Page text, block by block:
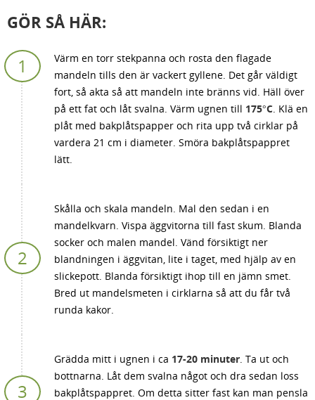
GÖR SÅ HÄR:
Värm en torr stekpanna och rosta den flagade
mandeln tills den är vackert gyllene. Det går väldigt
fort, så akta så att mandeln inte bränns vid. Häll över
på ett fat och låt svalna. Värm ugnen till 175°C. Klä en
plåt med bakplåtspapper och rita upp två cirklar på
vardera 21 cm i diameter. Smöra bakplåtspappret
lätt.
Skålla och skala mandeln. Mal den sedan i en
mandelkvarn. Vispa äggvitorna till fast skum. Blanda
socker och malen mandel. Vänd försiktigt ner
blandningen i äggvitan, lite i taget, med hjälp av en
slickepott. Blanda försiktigt ihop till en jämn smet.
Bred ut mandelsmeten i cirklarna så att du får två
runda kakor.
Grädda mitt i ugnen i ca 17-20 minuter. Ta ut och
bottnarna. Låt dem svalna något och dra sedan loss
bakplåtspappret. Om detta sitter fast kan man pensla